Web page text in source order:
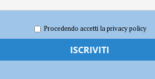
subito la situazione nella provincia di Piacenza”
Carlofilippo Vardelli Basket, Notizie,Sport
Procedendo accetti la privacy policy